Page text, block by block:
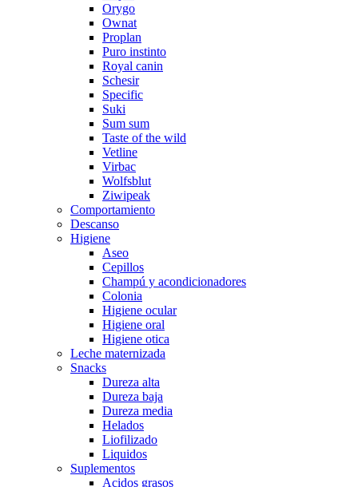
Orygo
Ownat
Proplan
Puro instinto
Royal canin
Schesir
Specific
Suki
Sum sum
Taste of the wild
Vetline
Virbac
Wolfsblut
Ziwipeak
Comportamiento
Descanso
Higiene
Aseo
Cepillos
Champú y acondicionadores
Colonia
Higiene ocular
Higiene oral
Higiene otica
Leche maternizada
Snacks
Dureza alta
Dureza baja
Dureza media
Helados
Liofilizado
Liquidos
Suplementos
Acidos grasos